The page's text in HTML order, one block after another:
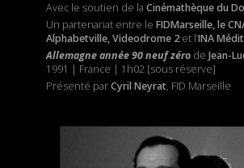
Avec le soutien de la Cinémathèque du
Un partenariat entre le FIDMarseille, le
Alphabetville, Videodrome 2 et l’INA
Allemagne année 90 neuf zérode Jean-
1991 | France | 1h02 [sous réserve]
Présenté parCyril Neyrat, FID Marseille